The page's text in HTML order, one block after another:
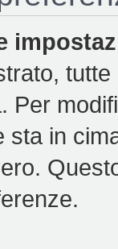
Per
sta in